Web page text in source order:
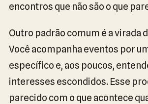
encontros que não são o que
Outro padrão comum é a virada
Você acompanha eventos por
específico e, aos poucos,
interesses escondidos. Esse
parecido com o que acontece